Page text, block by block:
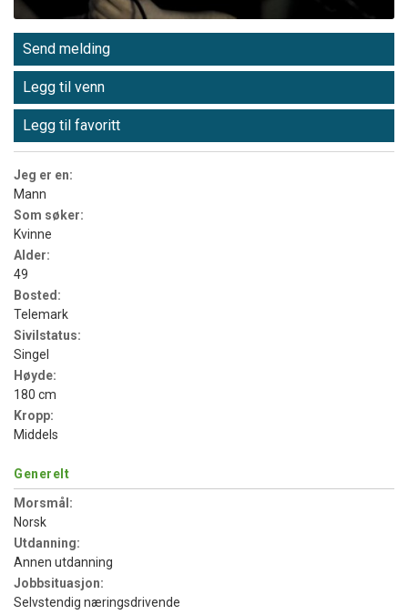
Send melding
Legg til venn
Legg til favoritt
Jeg er en:
Mann
Som søker:
Kvinne
Alder:
49
Bosted:
Telemark
Sivilstatus:
Singel
Høyde:
180 cm
Kropp:
Middels
Generelt
Morsmål:
Norsk
Utdanning:
Annen utdanning
Jobbsituasjon:
Selvstendig næringsdrivende